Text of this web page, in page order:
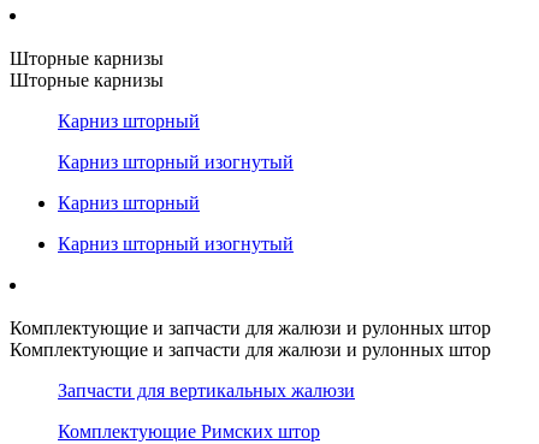
Шторные карнизы
Шторные карнизы
Карниз шторный
Карниз шторный изогнутый
Карниз шторный
Карниз шторный изогнутый
Комплектующие и запчасти для жалюзи и рулонных штор
Комплектующие и запчасти для жалюзи и рулонных штор
Запчасти для вертикальных жалюзи
Комплектующие Римских штор